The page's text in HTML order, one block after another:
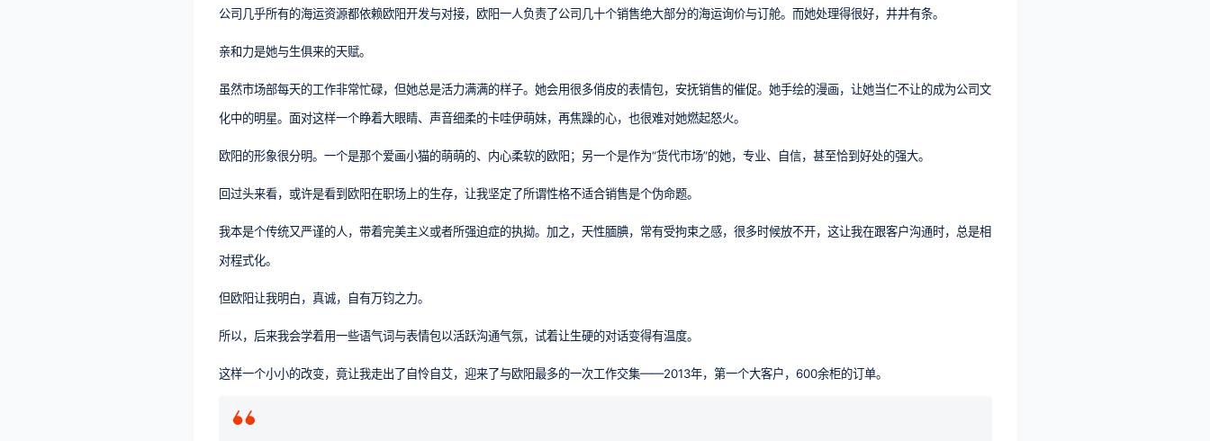
公司几乎所有的海运资源都依赖欧阳开发与对接，欧阳一人负责了公司几十个销售绝大部分的海运询价与订舱。而她处理得很好，井井有条。
亲和力是她与生俱来的天赋。
虽然市场部每天的工作非常忙碌，但她总是活力满满的样子。她会用很多俏皮的表情包，安抚销售的催促。她手绘的漫画，让她当仁不让的成为公司文
化中的明星。面对这样一个睁着大眼睛、声音细柔的卡哇伊萌妹，再焦躁的心，也很难对她燃起怒火。
欧阳的形象很分明。一个是那个爱画小猫的萌萌的、内心柔软的欧阳；另一个是作为“货代市场”的她，专业、自信，甚至恰到好处的强大。
回过头来看，或许是看到欧阳在职场上的生存，让我坚定了所谓性格不适合销售是个伪命题。
我本是个传统又严谨的人，带着完美主义或者所强迫症的执拗。加之，天性腼腆，常有受拘束之感，很多时候放不开，这让我在跟客户沟通时，总是相
对程式化。
但欧阳让我明白，真诚，自有万钧之力。
所以，后来我会学着用一些语气词与表情包以活跃沟通气氛，试着让生硬的对话变得有温度。
这样一个小小的改变，竟让我走出了自怜自艾，迎来了与欧阳最多的一次工作交集——2013年，第一个大客户，600余柜的订单。